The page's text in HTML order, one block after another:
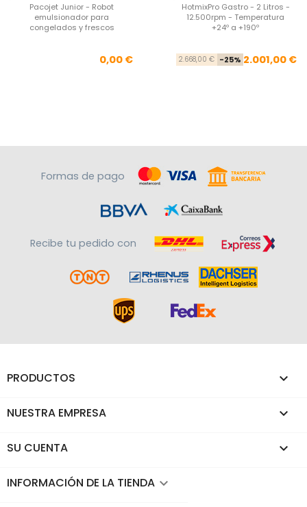
Pacojet Junior - Robot
emulsionador para
congelados y frescos
Precio
0,00 €
HotmixPro Gastro - 2 Litros -
12.500rpm - Temperatura
+24º a +190º
2.668,00 € -25% 2.001,00 €
Formas de pago
Recibe tu pedido con
PRODUCTOS 
NUESTRA EMPRESA 
SU CUENTA 
INFORMACIÓN DE LA TIENDA keyboard_arrow_down